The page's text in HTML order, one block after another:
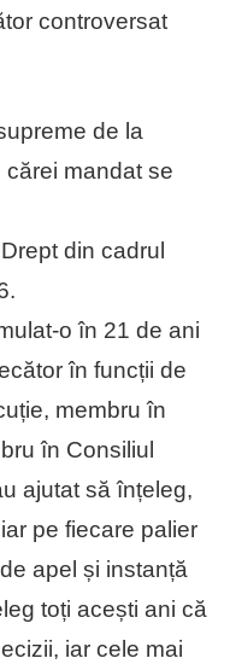
controversat
de la
mandat se
din cadrul
o în 21 de ani
în funcții de
membru în
în Consiliul
ajutat să înțeleg,
pe fiecare palier
apel și instanță
toți acești ani că
iar cele mai